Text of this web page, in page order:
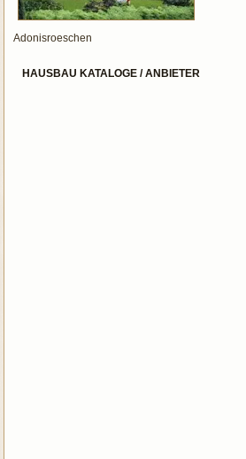
Adonisroeschen
HAUSBAU KATALOGE / ANBIETER